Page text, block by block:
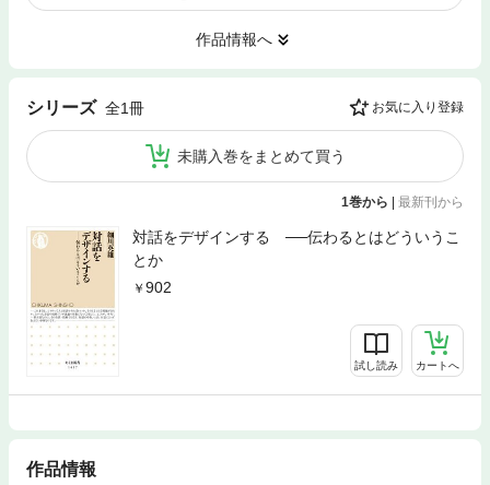
作品情報へ
シリーズ 全1冊 お気に入り登録
未購入巻をまとめて買う
1巻から | 最新刊から
対話をデザインする ──伝わるとはどういうこ
とか
902
試し読み カートへ
作品情報